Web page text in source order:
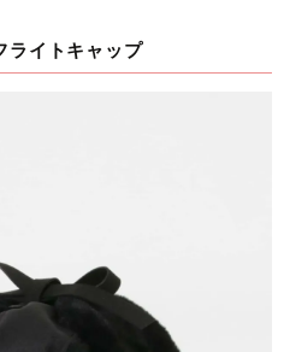
ライトキャップ